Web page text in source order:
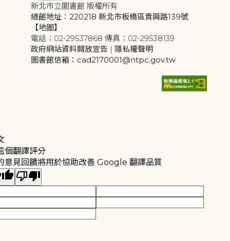
新北市立圖書館 版權所有
總館地址：220218 新北市板橋區貴興路139號
【地圖】
電話：02-29537868 傳真：02-29538139
政府網站資料開放宣告 | 隱私權聲明
圖書館信箱：cad2170001@ntpc.gov.tw
個翻譯評分
意見回饋將用於協助改善 Google 翻譯品質